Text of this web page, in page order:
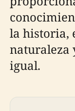
la historia,
naturaleza
igual.